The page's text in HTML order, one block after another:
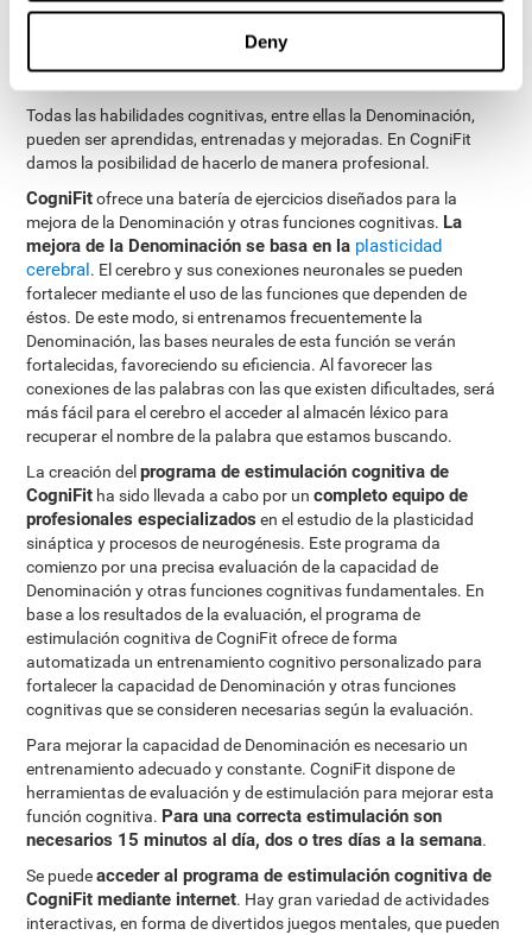
Deny
¿Cómo mejorar la capacidad de
Denominación?
Todas las habilidades cognitivas, entre ellas la Denominación,
pueden ser aprendidas, entrenadas y mejoradas. En CogniFit
damos la posibilidad de hacerlo de manera profesional.
CogniFitofrece una batería de ejercicios diseñados para la
mejora de la Denominación y otras funciones cognitivas. La
mejora de la Denominación se basa en la plasticidad
cerebral. El cerebro y sus conexiones neuronales se pueden
fortalecer mediante el uso de las funciones que dependen de
éstos. De este modo, si entrenamos frecuentemente la
Denominación, las bases neurales de esta función se verán
fortalecidas, favoreciendo su eficiencia. Al favorecer las
conexiones de las palabras con las que existen dificultades, será
más fácil para el cerebro el acceder al almacén léxico para
recuperar el nombre de la palabra que estamos buscando.
La creación delprograma de estimulación cognitiva de
CogniFit ha sido llevada a cabo por uncompleto equipo de
profesionales especializados en el estudio de la plasticidad
sináptica y procesos de neurogénesis. Este programa da
comienzo por una precisa evaluación de la capacidad de
Denominación y otras funciones cognitivas fundamentales. En
base a los resultados de la evaluación, el programa de
estimulación cognitiva de CogniFit ofrece de forma
automatizada un entrenamiento cognitivo personalizado para
fortalecer la capacidad de Denominación y otras funciones
cognitivas que se consideren necesarias según la evaluación.
Para mejorar la capacidad de Denominación es necesario un
entrenamiento adecuado y constante. CogniFit dispone de
herramientas de evaluación y de estimulación para mejorar esta
función cognitiva. Para una correcta estimulación son
necesarios 15 minutos al día, dos o tres días a la semana.
Se puedeacceder al programa de estimulación cognitiva de
CogniFit mediante internet. Hay gran variedad de actividades
interactivas, en forma de divertidos juegos mentales, que pueden